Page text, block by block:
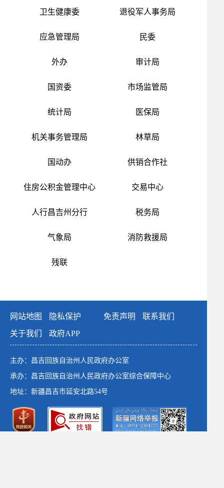
卫生健康委
退役军人事务局
应急管理局 民委
外办 审计局
国资委 市场监管局
统计局 医保局
机关事务管理局 林草局
国动办 供销合作社
住房公积金管理中心 交易中心
人行昌吉州分行 税务局
气象局 消防救援局
残联
网站地图 隐私保护 免责声明
联系我们
关于我们
政府APP
主办：昌吉回族自治州人民政府办公室
承办：昌吉回族自治州人民政府办公室综合保障中心
地址：新疆昌吉市延安北路54号